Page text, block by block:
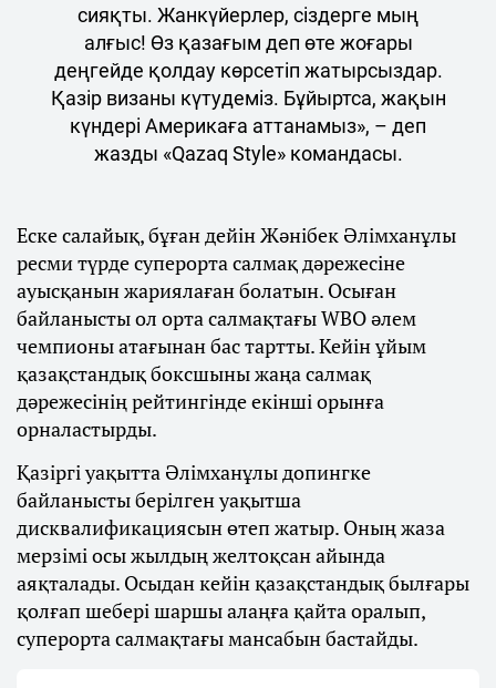
сияқты. Жанкүйерлер, сіздерге мың
алғыс! Өз қазағым деп өте жоғары
деңгейде қолдау көрсетіп жатырсыздар.
Қазір визаны күтудеміз. Бұйыртса, жақын
күндері Америкаға аттанамыз», – деп
жазды «Qazaq Style» командасы.
Еске салайық, бұған дейін Жәнібек Әлімханұлы
ресми түрде суперорта салмақ дәрежесіне
ауысқанын жариялаған болатын. Осыған
байланысты ол орта салмақтағы WBO әлем
чемпионы атағынан бас тартты. Кейін ұйым
қазақстандық боксшыны жаңа салмақ
дәрежесінің рейтингінде екінші орынға
орналастырды.
Қазіргі уақытта Әлімханұлы допингке
байланысты берілген уақытша
дисквалификациясын өтеп жатыр. Оның жаза
мерзімі осы жылдың желтоқсан айында
аяқталады. Осыдан кейін қазақстандық былғары
қолғап шебері шаршы алаңға қайта оралып,
суперорта салмақтағы мансабын бастайды.